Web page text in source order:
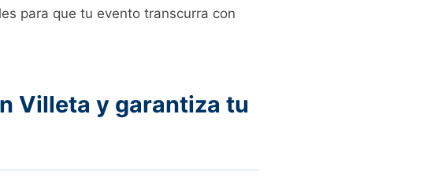
para que tu evento transcurra con
Villeta y garantiza tu